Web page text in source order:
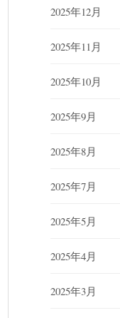
2025年12月
2025年11月
2025年10月
2025年9月
2025年8月
2025年7月
2025年5月
2025年4月
2025年3月